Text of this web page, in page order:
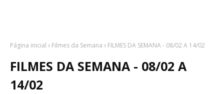
Página inicial Filmes da Semana FILMES DA SEMANA - 08/02 A 14/02
FILMES DA SEMANA - 08/02 A
14/02